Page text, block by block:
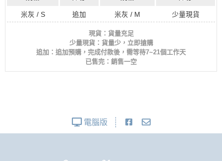
米灰 / S 追加 米灰 / M 少量現貨
現貨：貨量充足
少量現貨：貨量少，立即搶購
追加：追加預購，完成付款後，需等待7~21個工作天
已售完：銷售一空
電腦版